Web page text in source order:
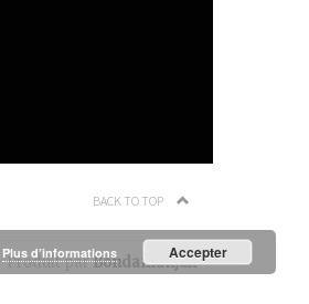
BACK TO TOP
Produit parBondamanjak
Plus d’informations Accepter